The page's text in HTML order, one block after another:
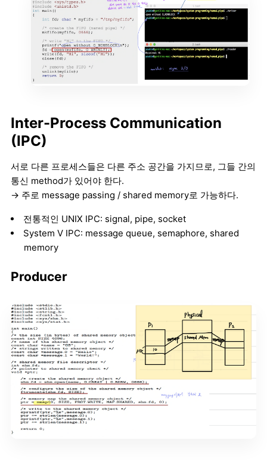
Inter-Process Communication
(IPC)
서로 다른 프로세스들은 다른 주소 공간을 가지므로, 그들 간의
통신 method가 있어야 한다.
→ 주로 message passing / shared memory로 가능하다.
전통적인 UNIX IPC: signal, pipe, socket
System V IPC: message queue, semaphore, shared
memory
Producer